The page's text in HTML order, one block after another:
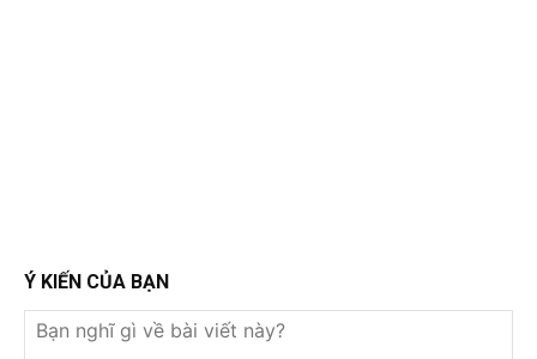
Ý KIẾN CỦA BẠN